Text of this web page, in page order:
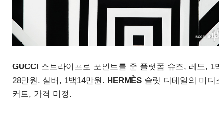
GUCCI 스트라이프로 포인트를 준 플랫폼 슈즈, 레드, 1
28만원 . 실버 , 1백14만원 . HERMÈS 슬릿 디테일의 미디
커트 , 가격 미정.